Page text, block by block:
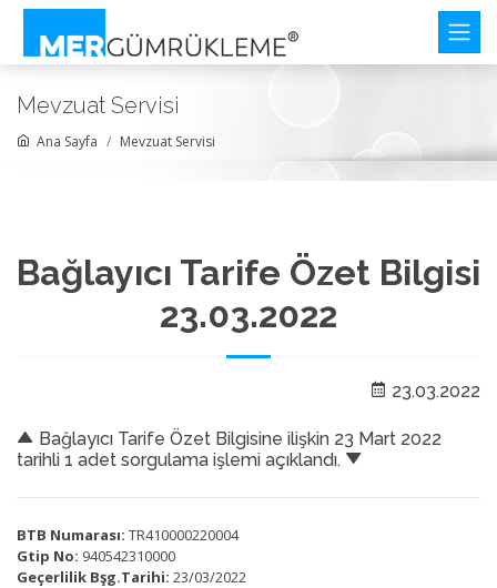
Mevzuat Servisi
Ana Sayfa Mevzuat Servisi
Bağlayıcı Tarife Özet Bilgisi
23.03.2022
23.03.2022
Bağlayıcı Tarife Özet Bilgisine ilişkin 23 Mart 2022
tarihli 1 adet sorgulama işlemi açıklandı.
BTB Numarası: TR410000220004
Gtip No: 940542310000
Geçerlilik Bşg.Tarihi: 23/03/2022